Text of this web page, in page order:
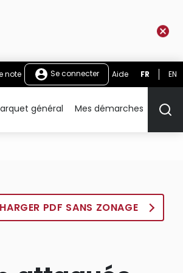
note Se connecter Aide FR EN
général Mes démarches
PDF SANS ZONAGE